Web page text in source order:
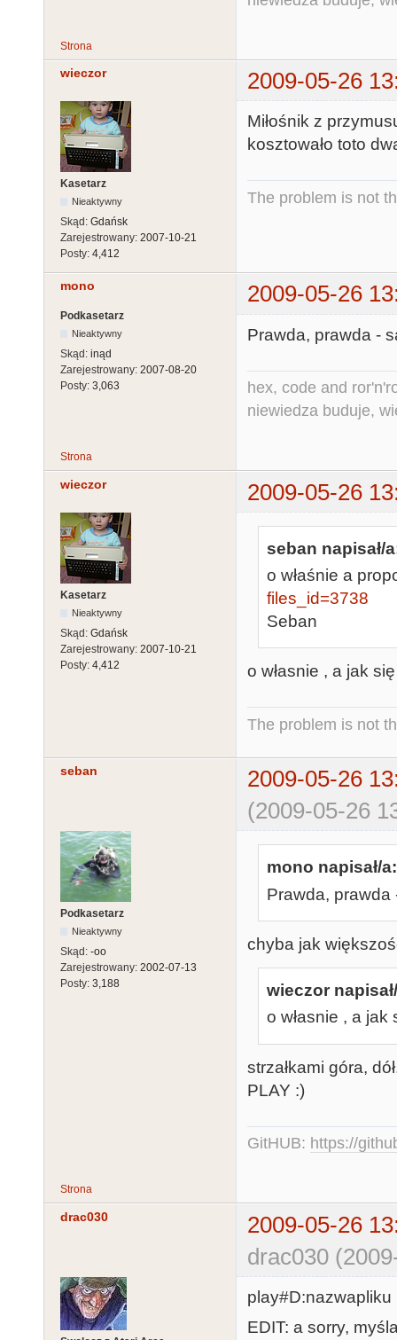
Strona
wieczor 2009-05-26
Kasetarz
Nieaktywny
Skąd: Gdańsk
Zarejestrowany: 2007-10-21
Posty: 4,412
Miłośnik z
kosztowało toto
The problem is not
mono 2009-05-26
Podkasetarz
Nieaktywny
Skąd: inąd
Zarejestrowany: 2007-08-20
Posty: 3,063
Prawda, prawda -
hex, code and
niewiedza buduje,
Strona
wieczor 2009-05-26
Kasetarz
Nieaktywny
Skąd: Gdańsk
Zarejestrowany: 2007-10-21
Posty: 4,412
seban napisał/
o właśnie a
files_id=3738
Seban
o własnie , a jak
The problem is not
seban
2009-05-26
(2009-05-26
Podkasetarz
Nieaktywny
Skąd: -oo
Zarejestrowany: 2002-07-13
Posty: 3,188
mono napisał/a:
Prawda, prawda
chyba jak
wieczor
o własnie , a
strzałkami góra,
PLAY :)
GitHUB: https://
Strona
drac030
2009-05-26
drac030
play#D:nazwapliku
EDIT: a sorry,